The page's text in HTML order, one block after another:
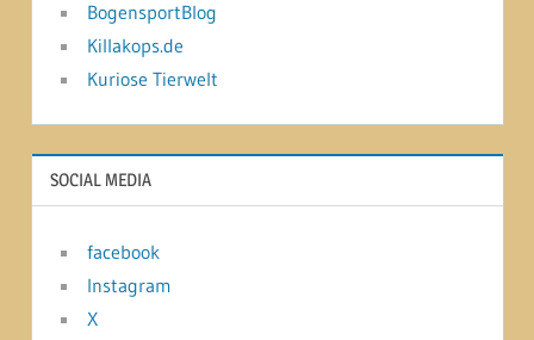
BogensportBlog
Killakops.de
Kuriose Tierwelt
SOCIAL MEDIA
facebook
Instagram
X